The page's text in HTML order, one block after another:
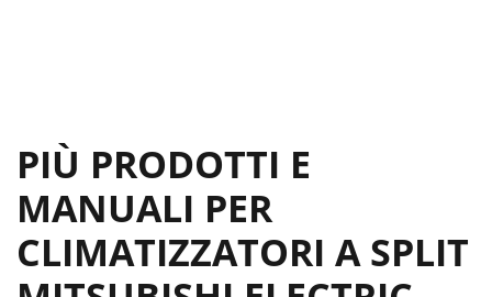
PIÙ PRODOTTI E
MANUALI PER
CLIMATIZZATORI A SPLIT